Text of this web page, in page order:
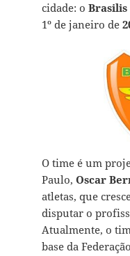
cidade: o Brasilis
1º de janeiro de
O time é um
Paulo, Oscar
atletas, que
disputar o
Atualmente, o
base da